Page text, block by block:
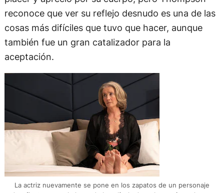
reconoce que ver su reflejo desnudo es una de las
cosas más difíciles que tuvo que hacer, aunque
también fue un gran catalizador para la
aceptación.
La actriz nuevamente se pone en los zapatos de un personaje